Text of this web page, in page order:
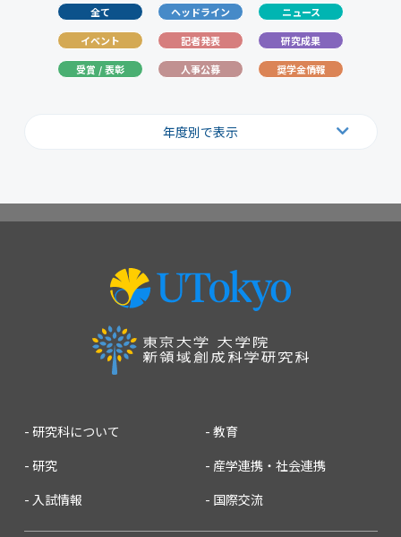
全て ヘッドライン
ニュース
イベント
記者発表
研究成果
受賞 / 表彰
人事公募 奨学金情報
年度別で表示
研究科について
教育
研究
産学連携・社会連携
入試情報
国際交流